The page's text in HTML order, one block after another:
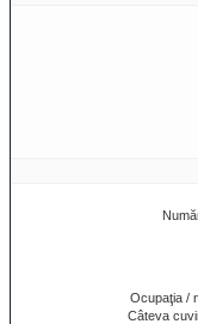
Ocupaţia /
Câteva